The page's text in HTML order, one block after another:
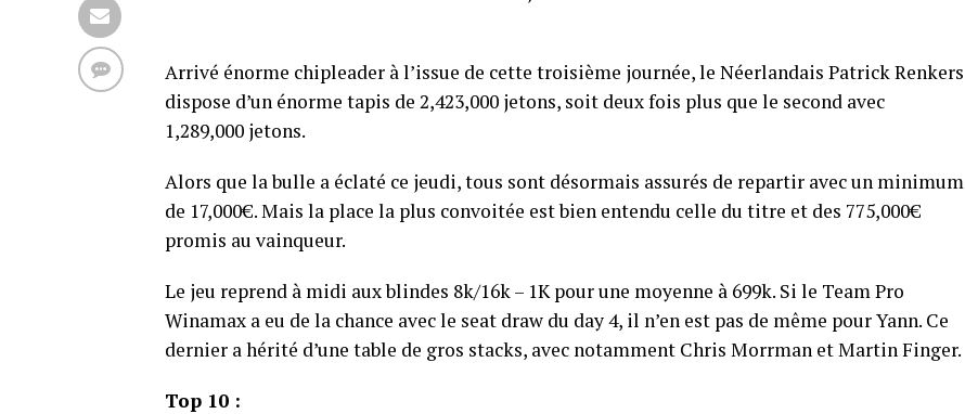
Arrivé énorme chipleader à l’issue de cette troisième journée, le Néerlandais Patrick Renkers
dispose d’un énorme tapis de 2,423,000 jetons, soit deux fois plus que le second avec
1,289,000 jetons.
Alors que la bulle a éclaté ce jeudi, tous sont désormais assurés de repartir avec un minimum
de 17,000€. Mais la place la plus convoitée est bien entendu celle du titre et des 775,000€
promis au vainqueur.
Le jeu reprend à midi aux blindes 8k/16k – 1K pour une moyenne à 699k. Si le Team Pro
Winamax a eu de la chance avec le seat draw du day 4, il n’en est pas de même pour Yann. Ce
dernier a hérité d’une table de gros stacks, avec notamment Chris Morrman et Martin Finger.
Top 10 :